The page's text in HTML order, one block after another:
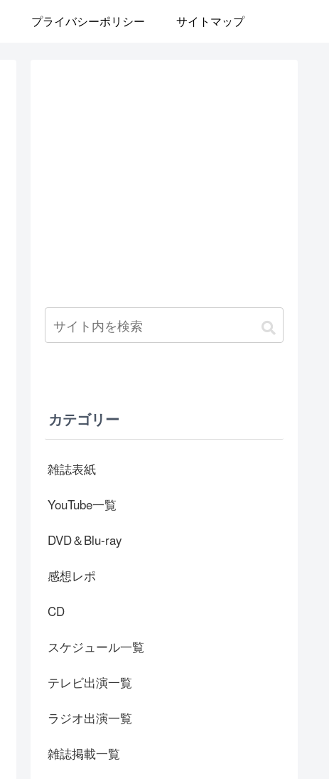
プライバシーポリシー サイトマップ
カテゴリー
雑誌表紙
YouTube一覧
DVD＆Blu-ray
感想レポ
CD
スケジュール一覧
テレビ出演一覧
ラジオ出演一覧
雑誌掲載一覧